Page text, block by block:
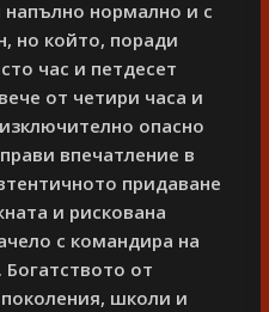
нормално и с
но който, поради
час и петдесет
от четири часа и
опасно
впечатление в
придаване
и рискована
с командира на
от
школи и